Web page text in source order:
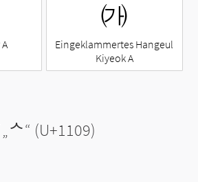
㈎
Eingeklammertes Hangeul
Kiyeok A
ᄉ“ (U+1109)